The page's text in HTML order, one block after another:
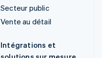
Secteur public
Vente au détail
Intégrations et